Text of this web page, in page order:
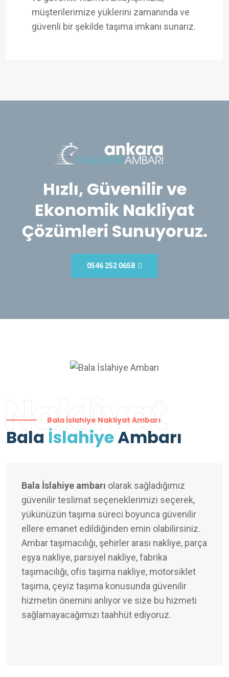
müşterilerimize yüklerini zamanında ve
güvenli bir şekilde taşıma imkanı sunarız.
Hızlı, Güvenilir ve
Ekonomik Nakliyat
Çözümleri Sunuyoruz.
0546 252 0658
Nakliyat
Bala İslahiye Nakliyat Ambarı
Bala İslahiyeAmbarı
Bala İslahiye ambarı olarak sağladığımız
güvenilir teslimat seçeneklerimizi seçerek,
yükünüzün taşıma süreci boyunca güvenilir
ellere emanet edildiğinden emin olabilirsiniz.
Ambar taşımacılığı, şehirler arası nakliye, parça
eşya nakliye, parsiyel nakliye, fabrika
taşımacılığı, ofis taşıma nakliye, motorsiklet
taşıma, çeyiz taşıma konusunda güvenilir
hizmetin önemini anlıyor ve size bu hizmeti
sağlamayacağımızı taahhüt ediyoruz.